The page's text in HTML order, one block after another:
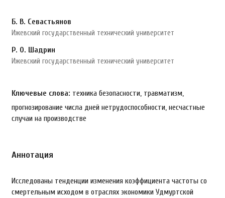
Б. В. Севастьянов
Ижевский государственный технический университет
Р. О. Шадрин
Ижевский государственный технический университет
Ключевые слова: техника безопасности, травматизм,
прогнозирование числа дней нетрудоспособности, несчастные
случаи на производстве
Аннотация
Исследованы тенденции изменения коэффициента частоты со
смертельным исходом в отраслях экономики Удмуртской